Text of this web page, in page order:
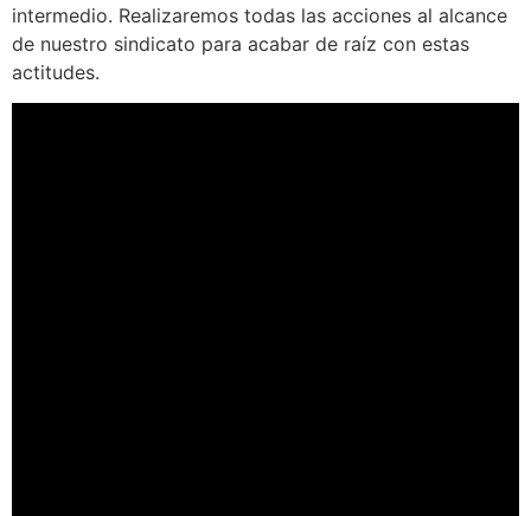
intermedio. Realizaremos todas las acciones al alcance
de nuestro sindicato para acabar de raíz con estas
actitudes.